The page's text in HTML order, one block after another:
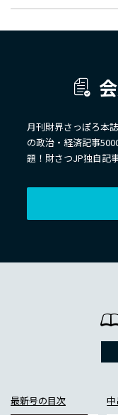
月刊財界さっぽろ本
の政治・経済記事
題！財さつJP独自記
最新号の目次